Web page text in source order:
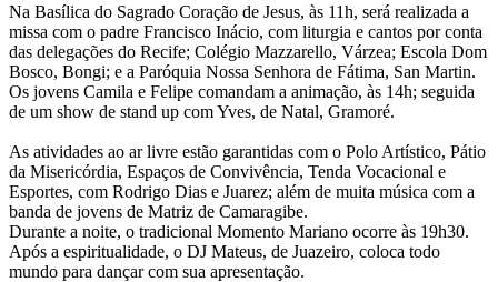
Na Basílica do Sagrado Coração de Jesus, às 11h, será realizada a
missa com o padre Francisco Inácio, com liturgia e cantos por conta
das delegações do Recife; Colégio Mazzarello, Várzea; Escola Dom
Bosco, Bongi; e a Paróquia Nossa Senhora de Fátima, San Martin.
Os jovens Camila e Felipe comandam a animação, às 14h; seguida
de um show de stand up com Yves, de Natal, Gramoré.
As atividades ao ar livre estão garantidas com o Polo Artístico, Pátio
da Misericórdia, Espaços de Convivência, Tenda Vocacional e
Esportes, com Rodrigo Dias e Juarez; além de muita música com a
banda de jovens de Matriz de Camaragibe.
Durante a noite, o tradicional Momento Mariano ocorre às 19h30.
Após a espiritualidade, o DJ Mateus, de Juazeiro, coloca todo
mundo para dançar com sua apresentação.